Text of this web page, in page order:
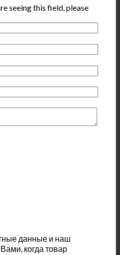
seeing this field, please
данные и наш
когда товар